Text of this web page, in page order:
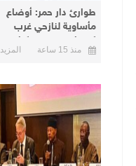
طوارئ دار حمر: أوضاع
مأساوية لنازحي غرب
كردفان في معسكرات
الأبيض
منذ 15 ساعة المزيد